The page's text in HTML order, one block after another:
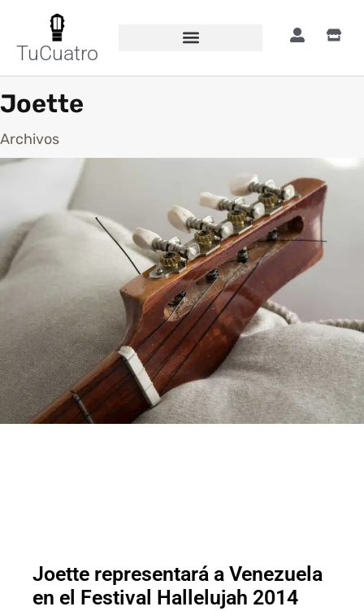
TuCuatro
Joette
Archivos
Joette representará a Venezuela
en el Festival Hallelujah 2014